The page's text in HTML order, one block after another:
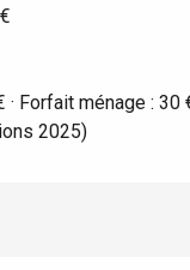
Forfait ménage : 30
2025)